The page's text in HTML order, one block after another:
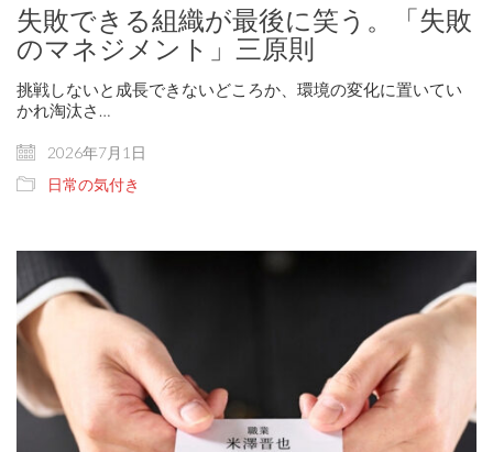
失敗できる組織が最後に笑う。「失敗
のマネジメント」三原則
挑戦しないと成長できないどころか、環境の変化に置いてい
かれ淘汰さ…
2026年7月1日
日常の気付き